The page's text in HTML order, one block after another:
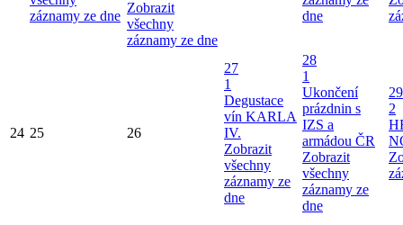
záznamy ze dne
Zobrazit
všechny
záznamy ze dne
dne
24 25 26
27
1
Degustace
vín KARLA
IV.
Zobrazit
všechny
záznamy ze
dne
28
1
Ukončení
prázdnin s
IZS a
armádou ČR
Zobrazit
všechny
záznamy ze
dne
29
2